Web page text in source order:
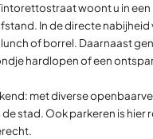
woont u in
In de directe
of borrel. Daarnaast
hardlopen of een
met diverse
stad. Ook parkeren is